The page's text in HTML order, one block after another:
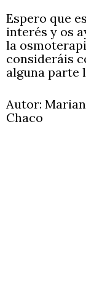
Espero que
interés y os
la
consideráis
alguna parte
Autor:
Chaco